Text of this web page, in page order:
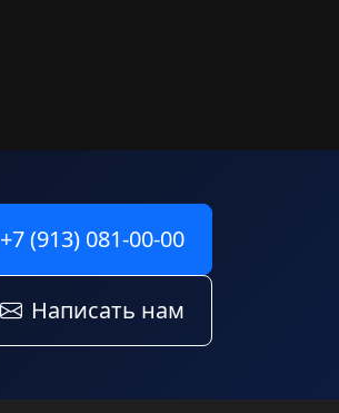
+7 (913) 081-00-00
Написать нам